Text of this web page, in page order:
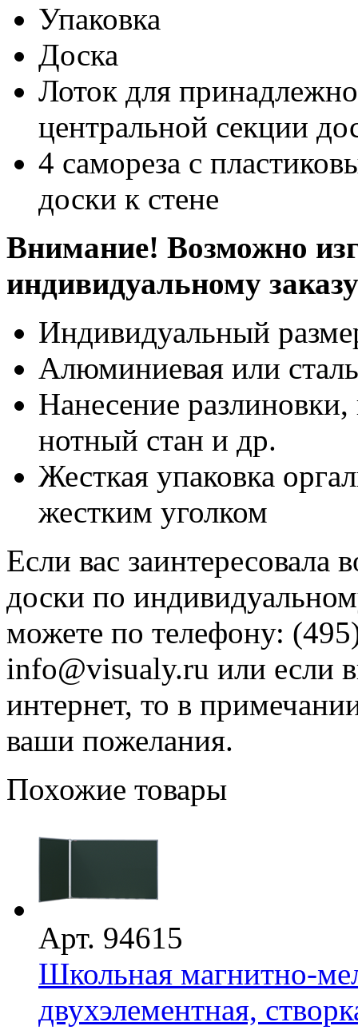
Упаковка
Доска
Лоток для
центральной секции
4 самореза с
доски к стене
Внимание! Возможно
индивидуальному заказу
Индивидуальный
Алюминиевая или
Нанесение
нотный стан и др.
Жесткая упаковка
жестким уголком
Если вас заинтересовала
доски по
можете по телефону:
info@visualy.ru или если
интернет, то в
ваши пожелания.
Похожие товары
Арт. 94615
Школьная магнитно-
двухэлементная,